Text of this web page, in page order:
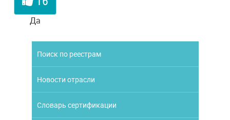
Да
Поиск по реестрам
Новости отрасли
Словарь сертификации